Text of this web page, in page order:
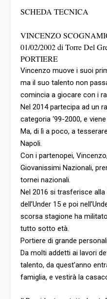
SCHEDA TECNICA
VINCENZO
01/02/2002 di Torre Del
PORTIERE
Vincenzo muove i suoi
ma il suo talento non
comincia a giocare con i
Nel 2014 partecipa ad un
categoria ‘99-2000, e
Ma, di lì a poco, a
Napoli.
Con i partenopei,
Giovanissimi Nazionali,
tornei nazionali.
Nel 2016 si trasferisce
dell’Under 15 e poi
scorsa stagione ha
tutto sotto età.
Portiere di grande
Da molti addetti ai lavori
talento, da quest’anno
famiglia, e vestirà la